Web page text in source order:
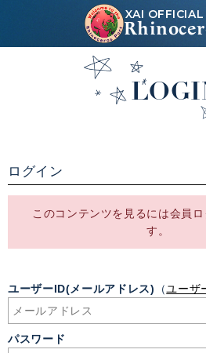
XAI
ログイン
このコンテンツを見るには会員
す。
ユーザーID(メールアドレス) （ユーザ
パスワード